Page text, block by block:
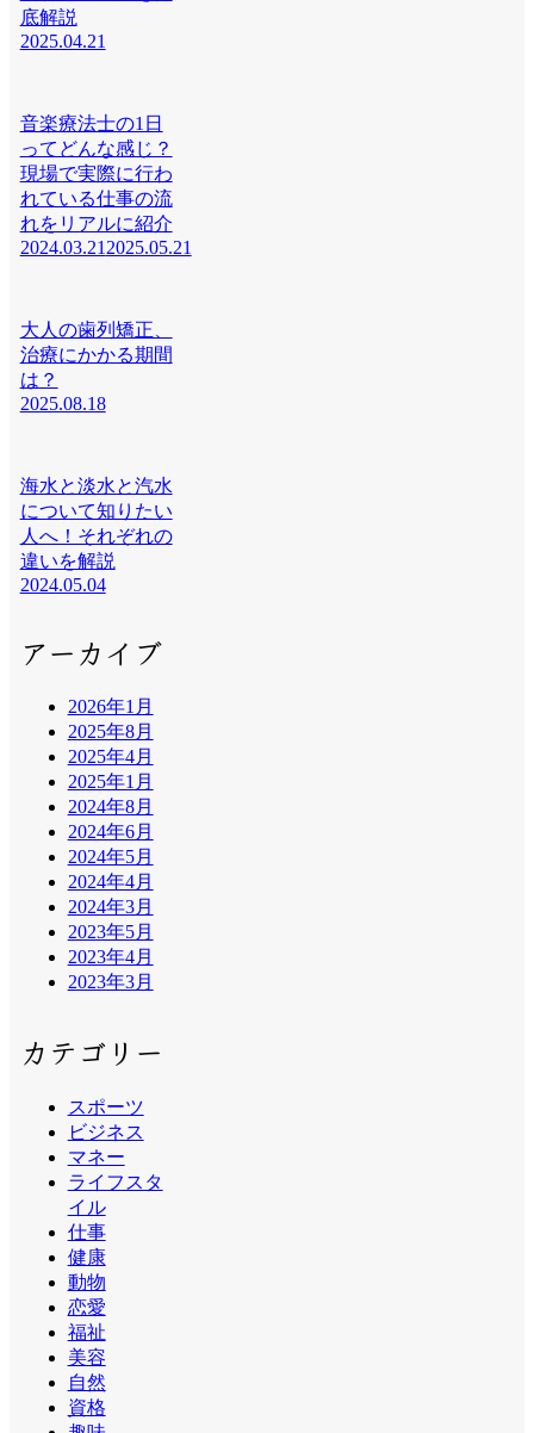
底解説
2025.04.21
音楽療法士の1日
ってどんな感じ？
現場で実際に行わ
れている仕事の流
れをリアルに紹介
2024.03.21 2025.05.21
大人の歯列矯正、
治療にかかる期間
は？
2025.08.18
海水と淡水と汽水
について知りたい
人へ！それぞれの
違いを解説
2024.05.04
アーカイブ
2026年1月
2025年8月
2025年4月
2025年1月
2024年8月
2024年6月
2024年5月
2024年4月
2024年3月
2023年5月
2023年4月
2023年3月
カテゴリー
スポーツ
ビジネス
マネー
ライフスタ
イル
仕事
健康
動物
恋愛
福祉
美容
自然
資格